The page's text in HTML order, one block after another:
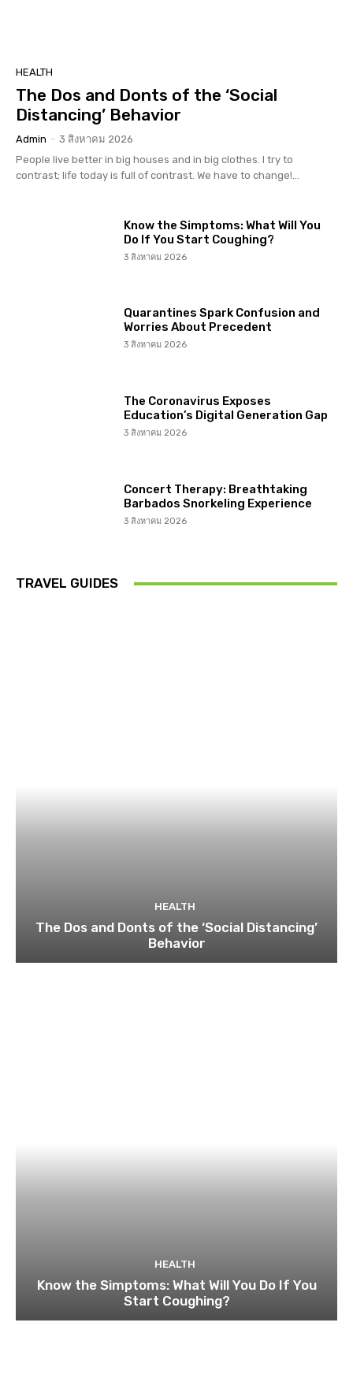
HEALTH
The Dos and Donts of the ‘Social
Distancing’ Behavior
Admin - 3 สิงหาคม 2026
People live better in big houses and in big clothes. I try to
contrast; life today is full of contrast. We have to change!...
Know the Simptoms: What Will You
Do If You Start Coughing?
3 สิงหาคม 2026
Quarantines Spark Confusion and
Worries About Precedent
3 สิงหาคม 2026
The Coronavirus Exposes
Education’s Digital Generation Gap
3 สิงหาคม 2026
Concert Therapy: Breathtaking
Barbados Snorkeling Experience
3 สิงหาคม 2026
TRAVEL GUIDES
HEALTH
The Dos and Donts of the ‘Social Distancing’
Behavior
HEALTH
Know the Simptoms: What Will You Do If You
Start Coughing?